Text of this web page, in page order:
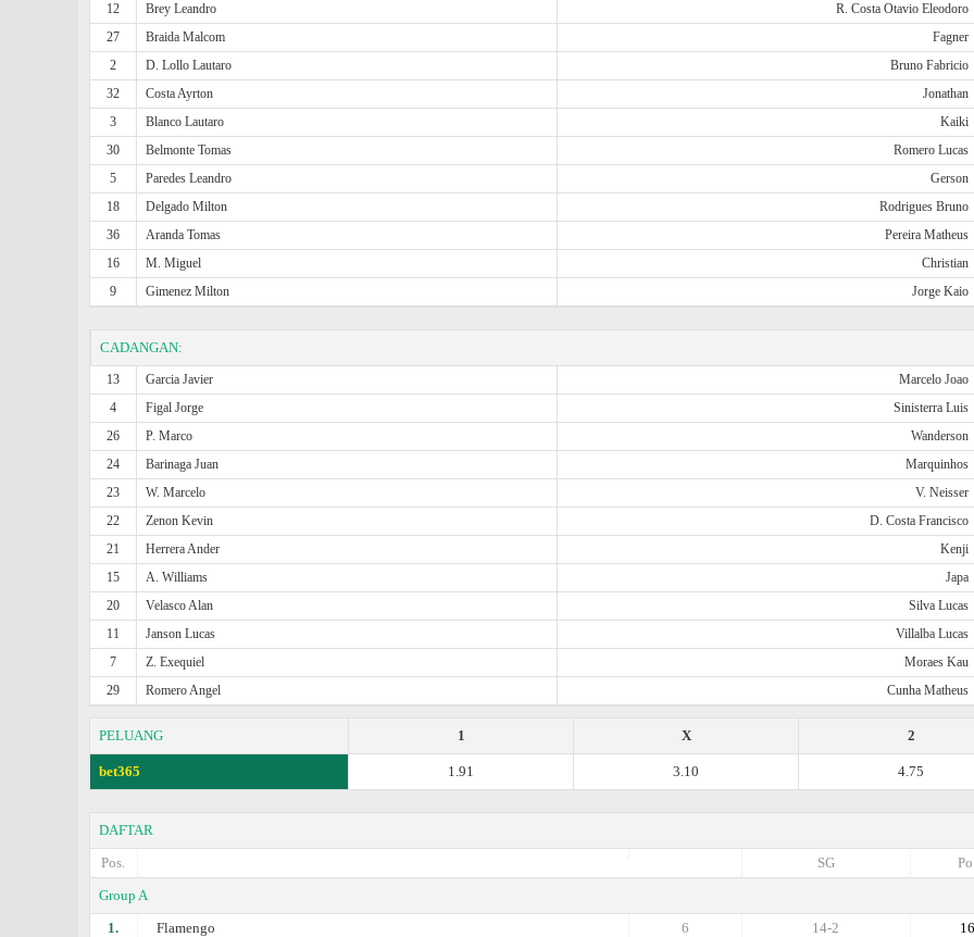
12
Brey Leandro R. Costa Otavio Eleodoro
27
Braida Malcom Fagner
2
D. Lollo Lautaro Bruno Fabricio
32
Costa Ayrton Jonathan
3
Blanco Lautaro Kaiki
30
Belmonte Tomas Romero Lucas
5
Paredes Leandro Gerson
18
Delgado Milton Rodrigues Bruno
36
Aranda Tomas Pereira Matheus
16
M. Miguel Christian
9
Gimenez Milton Jorge Kaio
CADANGAN:
13 Garcia Javier Marcelo Joao
4
Figal Jorge Sinisterra Luis
26
P. Marco Wanderson
24
Barinaga Juan Marquinhos
23
W. Marcelo V. Neisser
22
Zenon Kevin D. Costa Francisco
21
Herrera Ander Kenji
15
A. Williams Japa
20
Velasco Alan Silva Lucas
11
Janson Lucas Villalba Lucas
7
Z. Exequiel Moraes Kau
29
Romero Angel Cunha Matheus
PELUANG 2
X
1
bet365 4.75
3.10
1.91
DAFTAR
Pos.
Po.
SG
Group A
1.
Flamengo 16
14-2
6